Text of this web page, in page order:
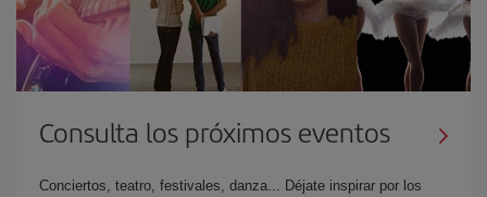
Consulta los próximos eventos
Conciertos, teatro, festivales, danza... Déjate inspirar por los